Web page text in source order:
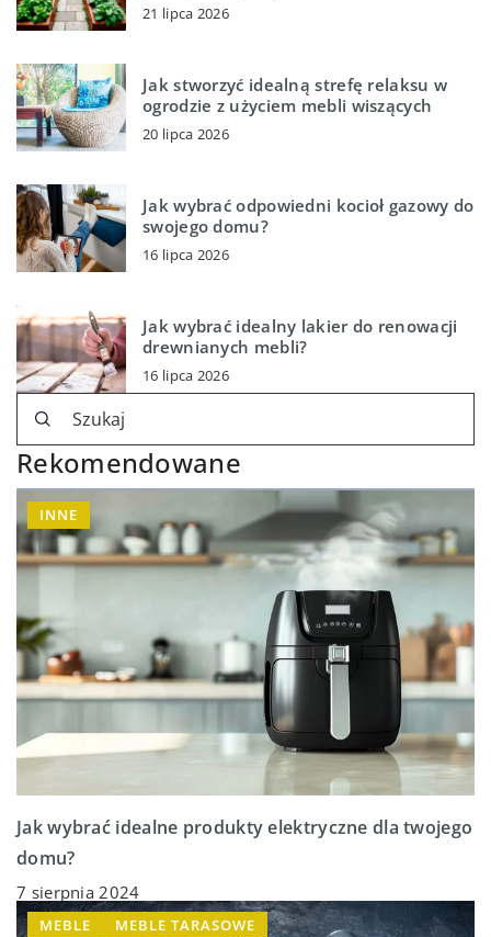
21 lipca 2026
Jak stworzyć idealną strefę relaksu w
ogrodzie z użyciem mebli wiszących
20 lipca 2026
Jak wybrać odpowiedni kocioł gazowy do
swojego domu?
16 lipca 2026
Jak wybrać idealny lakier do renowacji
drewnianych mebli?
16 lipca 2026
Rekomendowane
INNE
Jak wybrać idealne produkty elektryczne dla twojego
domu?
7 sierpnia 2024
MEBLE MEBLE TARASOWE